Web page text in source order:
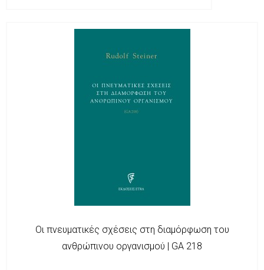
Οι πνευματικές σχέσεις στη διαμόρφωση του
ανθρώπινου οργανισμού | GA 218